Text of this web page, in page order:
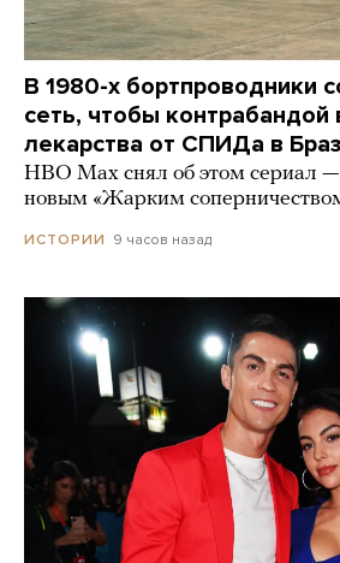
В 1980-х бортпроводники
сеть, чтобы контрабандой
лекарства от СПИДа в
HBO Max снял об этом сериал
новым «Жарким
ИСТОРИИ 9 часов назад